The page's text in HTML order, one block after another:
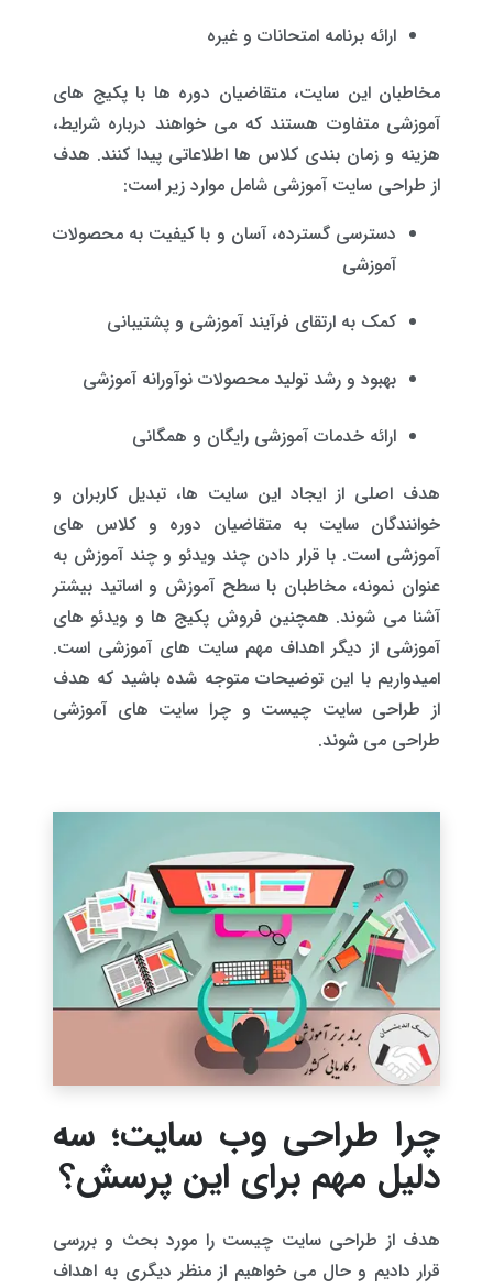
ارائه برنامه امتحانات و غیره
مخاطبان این سایت، متقاضیان دوره ها با پکیج های
آموزشی متفاوت هستند که می خواهند درباره شرایط،
هزینه و زمان بندی کلاس ها اطلاعاتی پیدا کنند. هدف
از طراحی سایت آموزشی شامل موارد زیر است:
دسترسی گسترده، آسان و با کیفیت به محصولات
آموزشی
کمک به ارتقای فرآیند آموزشی و پشتیبانی
بهبود و رشد تولید محصولات نوآورانه آموزشی
ارائه خدمات آموزشی رایگان و همگانی
هدف اصلی از ایجاد این سایت ها، تبدیل کاربران و
خوانندگان سایت به متقاضیان دوره و کلاس های
آموزشی است. با قرار دادن چند ویدئو و چند آموزش به
عنوان نمونه، مخاطبان با سطح آموزش و اساتید بیشتر
آشنا می شوند. همچنین فروش پکیج ها و ویدئو های
آموزشی از دیگر اهداف مهم سایت های آموزشی است.
امیدواریم با این توضیحات متوجه شده باشید که هدف
از طراحی سایت چیست و چرا سایت های آموزشی
طراحی می شوند.
چرا طراحی وب سایت؛ سه
دلیل مهم برای این پرسش؟
هدف از طراحی سایت چیست را مورد بحث و بررسی
قرار دادیم و حال می خواهیم از منظر دیگری به اهداف